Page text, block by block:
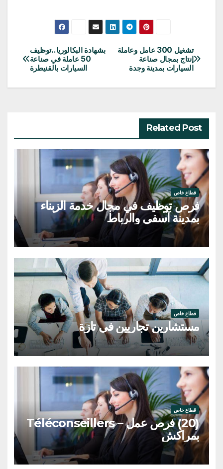
تصفّح
المقالات
بشهادة البكالوريا..توظيف
50 عاملة في صناعة
السيارات بالقنيطرة
تشغيل 300 عامل وعاملة
إنتاج بمجال صناعة
السيارات بمدينة وجدة
Related Post
قطاع خاص
فرص توظيف في مجال خدمة الزبناء
بمدينة آسفي والرباط
قطاع خاص
مستشارين تجاريين في تازة
قطاع خاص
(20) فرص عمل – Téléconseillers
بمراكش